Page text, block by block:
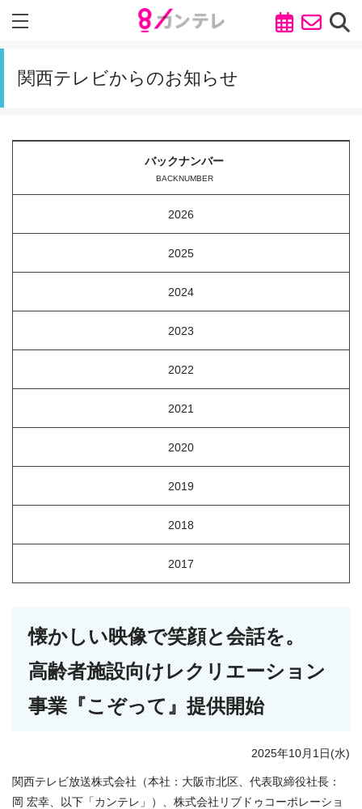
関西テレビからのお知らせ
懐かしい映像で笑顔と会話を。
高齢者施設向けレクリエーション
事業『こぞって』提供開始
2025年10月1日(水)
関西テレビ放送株式会社（本社：大阪市北区、代表取締役社長：
岡 宏幸、以下「カンテレ」）、株式会社リブドゥコーポレーショ
バックナンバー
BACKNUMBER
2026
2025
2024
2023
2022
2021
2020
2019
2018
2017